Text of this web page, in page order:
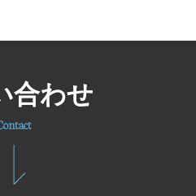
合わせ